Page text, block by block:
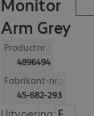
Monitor
Arm Grey
Productnr.:
4896494
Fabrikant-nr.:
45-682-293
Uitvoering: Europa